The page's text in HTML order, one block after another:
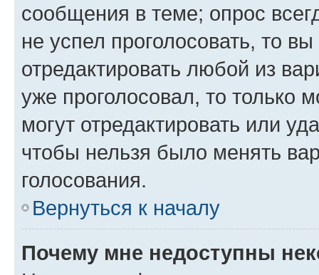
сообщения в теме; опрос
не успел проголосовать, то
отредактировать любой из
уже проголосовал, то только
могут отредактировать или
чтобы нельзя было менять
голосования.
Вернуться к началу
Почему мне недоступны